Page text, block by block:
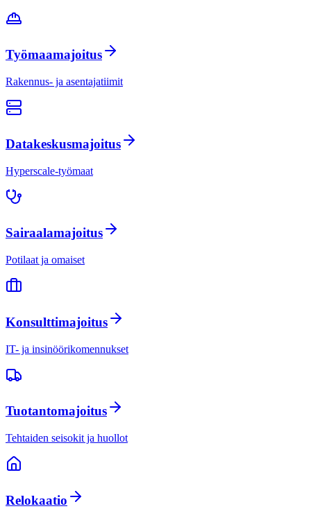
Työmaamajoitus
Rakennus- ja asentajatiimit
Datakeskusmajoitus
Hyperscale-työmaat
Sairaalamajoitus
Potilaat ja omaiset
Konsulttimajoitus
IT- ja insinöörikomennukset
Tuotantomajoitus
Tehtaiden seisokit ja huollot
Relokaatio